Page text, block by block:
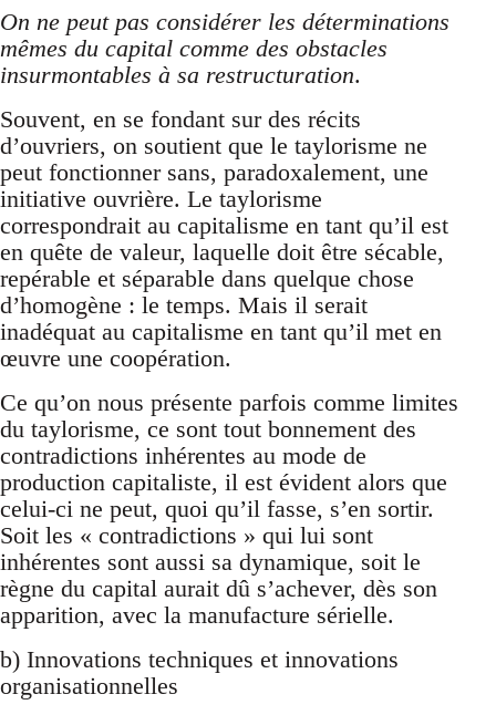
On ne peut pas considérer les déterminations
mêmes du capital comme des obstacles
insurmontables à sa restructuration.
Souvent, en se fondant sur des récits
d’ouvriers, on soutient que le taylorisme ne
peut fonctionner sans, paradoxalement, une
initiative ouvrière. Le taylorisme
correspondrait au capitalisme en tant qu’il est
en quête de valeur, laquelle doit être sécable,
repérable et séparable dans quelque chose
d’homogène : le temps. Mais il serait
inadéquat au capitalisme en tant qu’il met en
œuvre une coopération.
Ce qu’on nous présente parfois comme limites
du taylorisme, ce sont tout bonnement des
contradictions inhérentes au mode de
production capitaliste, il est évident alors que
celui-ci ne peut, quoi qu’il fasse, s’en sortir.
Soit les « contradictions » qui lui sont
inhérentes sont aussi sa dynamique, soit le
règne du capital aurait dû s’achever, dès son
apparition, avec la manufacture sérielle.
b) Innovations techniques et innovations
organisationnelles